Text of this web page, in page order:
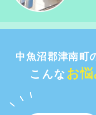
中魚沼郡津南町
こんな お